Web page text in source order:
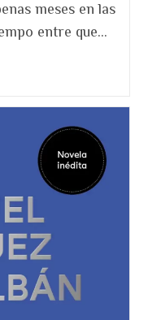
meses en las
entre que…